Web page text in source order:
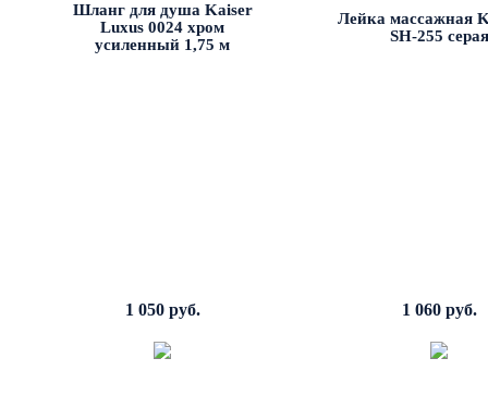
Шланг для душа Kaiser
Luxus 0024 хром
усиленный 1,75 м
1 050 руб.
Лейка массажная
SH-255 серая
1 060 руб.